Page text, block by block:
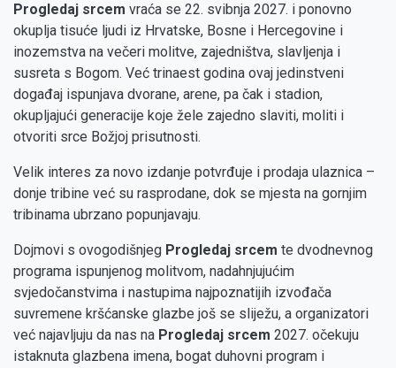
Progledaj srcem vraća se 22. svibnja 2027. i ponovno
okuplja tisuće ljudi iz Hrvatske, Bosne i Hercegovine i
inozemstva na večeri molitve, zajedništva, slavljenja i
susreta s Bogom. Već trinaest godina ovaj jedinstveni
događaj ispunjava dvorane, arene, pa čak i stadion,
okupljajući generacije koje žele zajedno slaviti, moliti i
otvoriti srce Božjoj prisutnosti.
Velik interes za novo izdanje potvrđuje i prodaja ulaznica –
donje tribine već su rasprodane, dok se mjesta na gornjim
tribinama ubrzano popunjavaju.
Dojmovi s ovogodišnjeg Progledaj srcem te dvodnevnog
programa ispunjenog molitvom, nadahnjujućim
svjedočanstvima i nastupima najpoznatijih izvođača
suvremene kršćanske glazbe još se sliježu, a organizatori
već najavljuju da nas na Progledaj srcem 2027. očekuju
istaknuta glazbena imena, bogat duhovni program i